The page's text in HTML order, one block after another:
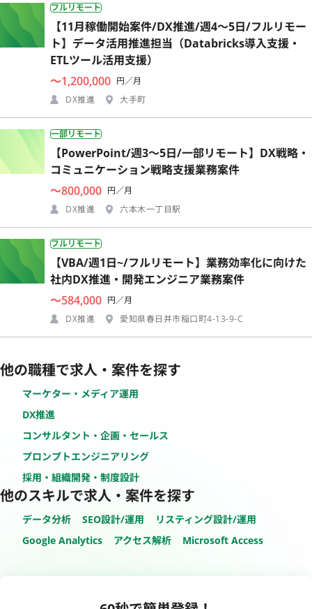
フルリモート
【11月稼働開始案件/DX推進/週4〜5日/フルリモー
ト】データ活用推進担当（Databricks導入支援・
ETLツール活用支援）
〜1,200,000 円／月
DX推進
大手町
一部リモート
【PowerPoint/週3〜5日/一部リモート】DX戦略・
コミュニケーション戦略支援業務案件
〜800,000 円／月
DX推進
六本木一丁目駅
フルリモート
【VBA/週1日~/フルリモート】業務効率化に向けた
社内DX推進・開発エンジニア業務案件
〜584,000 円／月
DX推進
愛知県春日井市稲口町4-13-9-C
他の職種で求人・案件を探す
マーケター・メディア運用
DX推進
コンサルタント・企画・セールス
プロンプトエンジニアリング
採用・組織開発・制度設計
他のスキルで求人・案件を探す
データ分析 SEO設計/運用
リスティング設計/運用
Google Analytics
アクセス解析 Microsoft Access